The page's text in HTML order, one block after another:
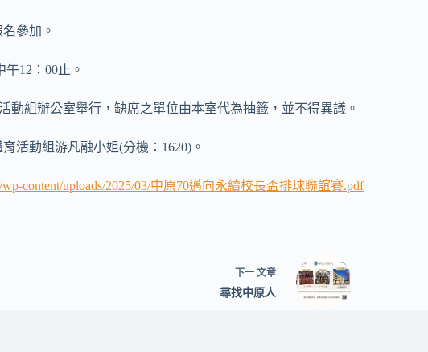
參加。
12：00止。
動組辦公室舉行，缺席之單位由本室代為抽籤，並不得異議。
活動組游凡融小姐(分機：1620)。
wp-content/uploads/2025/03/中原70邁向永續校長盃排球聯誼賽.pdf
下一 文章
尋找中原人